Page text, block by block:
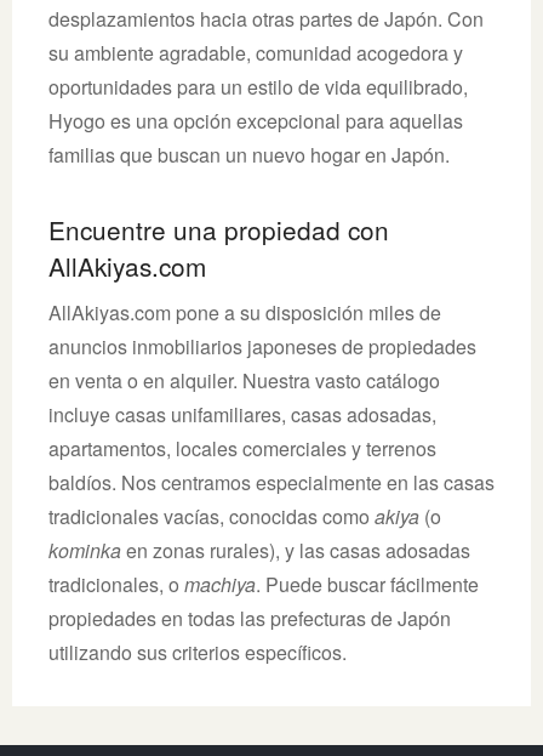
desplazamientos hacia otras partes de Japón. Con
su ambiente agradable, comunidad acogedora y
oportunidades para un estilo de vida equilibrado,
Hyogo es una opción excepcional para aquellas
familias que buscan un nuevo hogar en Japón.
Encuentre una propiedad con
AllAkiyas.com
AllAkiyas.com pone a su disposición miles de
anuncios inmobiliarios japoneses de propiedades
en venta o en alquiler. Nuestra vasto catálogo
incluye casas unifamiliares, casas adosadas,
apartamentos, locales comerciales y terrenos
baldíos. Nos centramos especialmente en las casas
tradicionales vacías, conocidas como akiya (o
kominkaen zonas rurales), y las casas adosadas
tradicionales, o machiya. Puede buscar fácilmente
propiedades en todas las prefecturas de Japón
utilizando sus criterios específicos.